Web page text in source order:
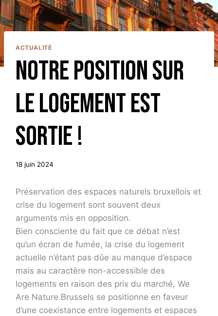
ACTUALITÉ
Notre position sur
le logement est
sortie !
18 juin 2024
Préservation des espaces naturels bruxellois et
crise du logement sont souvent deux
arguments mis en opposition.
Bien consciente du fait que ce débat n’est
qu’un écran de fumée, la crise du logement
actuelle n’étant pas dûe au manque d’espace
mais au caractère non-accessible des
logements en raison des prix du marché, We
Are Nature.Brussels se positionne en faveur
d’une coexistance entre logements et espaces